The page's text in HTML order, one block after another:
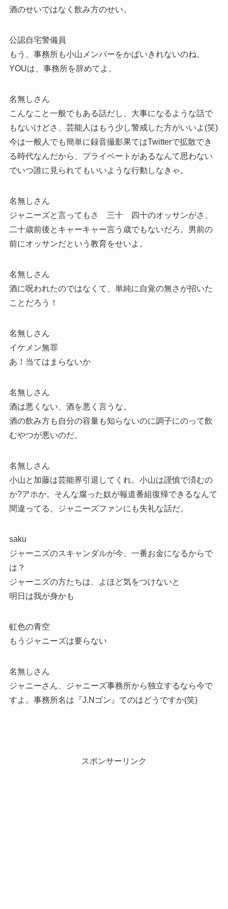
酒のせいではなく飲み方のせい。
公認自宅警備員
もう、事務所も小山メンバーをかばいきれないのね。
YOUは、事務所を辞めてよ。
名無しさん
こんなこと一般でもある話だし、大事になるような話で
もないけどさ、芸能人はもう少し警戒した方がいいよ(笑)
今は一般人でも簡単に録音撮影果てはTwitterで拡散でき
る時代なんだから、プライベートがあるなんて思わない
でいつ誰に見られてもいいような行動しなきゃ。
名無しさん
ジャニーズと言ってもさ 三十 四十のオッサンがさ、
二十歳前後とキャーキャー言う歳でもないだろ。男前の
前にオッサンだという教育をせいよ。
名無しさん
酒に呪われたのではなくて、単純に自覚の無さが招いた
ことだろう！
名無しさん
イケメン無罪
あ！当てはまらないか
名無しさん
酒は悪くない、酒を悪く言うな。
酒の飲み方も自分の容量も知らないのに調子にのって飲
むやつが悪いのだ。
名無しさん
小山と加藤は芸能界引退してくれ。小山は謹慎で済むの
か?アホか。そんな腐った奴が報道番組復帰できるなんて
間違ってる。ジャニーズファンにも失礼な話だ。
saku
ジャーニズのスキャンダルが今、一番お金になるからで
は？
ジャーニズの方たちは、よほど気をつけないと
明日は我が身かも
虹色の青空
もうジャニーズは要らない
名無しさん
ジャニーさん、ジャニーズ事務所から独立するなら今で
すよ。事務所名は『J.Nゴン』てのはどうですか(笑)
スポンサーリンク